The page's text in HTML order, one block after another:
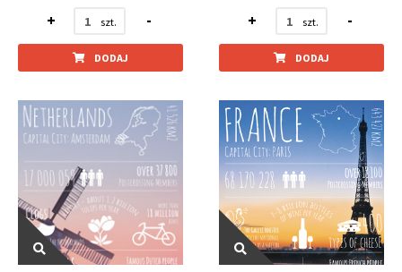
+
-
DODAJ
+
-
DODAJ